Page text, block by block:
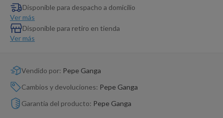
Disponible para despacho a domicilio
Ver más
Disponible para retiro en tienda
Ver más
Vendido por: Pepe Ganga
Cambios y devoluciones: Pepe Ganga
Garantía del producto: Pepe Ganga
Cuna Colecho
Dinosaurio Juguete